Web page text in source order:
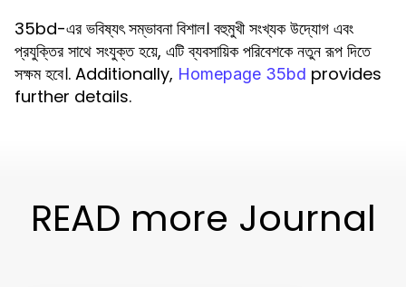
35bd-এর ভবিষ্যৎ সম্ভাবনা বিশাল। বহুমুখী সংখ্যক উদ্যোগ এবং
প্রযুক্তির সাথে সংযুক্ত হয়ে, এটি ব্যবসায়িক পরিবেশকে নতুন রূপ দিতে
সক্ষম হবে।. Additionally, Homepage 35bd provides
further details.
READ more Journal